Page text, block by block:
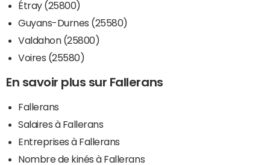
Étray (25800)
Guyans-Durnes (25580)
Valdahon (25800)
Voires (25580)
En savoir plus sur Fallerans
Fallerans
Salaires à Fallerans
Entreprises à Fallerans
Nombre de kinés à Fallerans